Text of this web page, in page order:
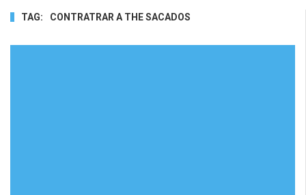
TAG: CONTRATRAR A THE SACADOS